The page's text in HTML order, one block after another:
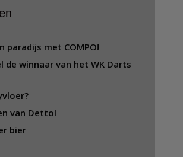
paradijs met COMPO!
de winnaar van het WK Darts
van Dettol
bier